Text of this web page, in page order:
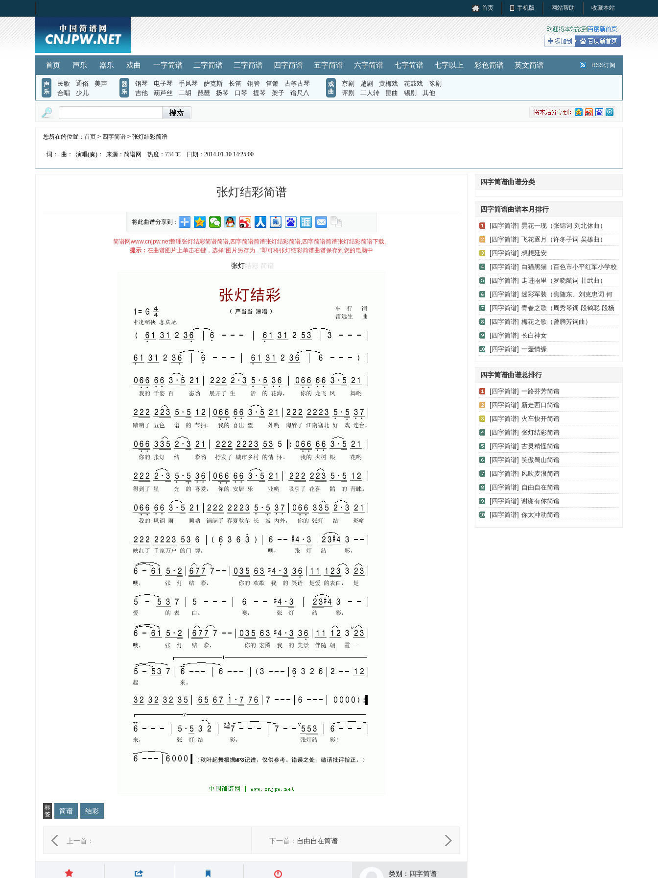
首页 手机版 网站帮助 收藏本站
首页 声乐 器乐 戏曲 一字简谱 二字简谱 三字简谱 四字简谱 五字简谱 六字简谱 七字简谱 七字以上 彩色简谱 英文简谱 RSS订阅
声
乐
民歌 通俗
美声
合唱
少儿
器
乐
钢琴 电子琴 手风琴 萨克斯 长笛 铜管 笛箫
古筝古琴
吉他
葫芦丝 二胡 琵琶 扬琴 口琴 提琴 架子 谱尺八
戏
曲
京剧 越剧 黄梅戏 花鼓戏
豫剧
评剧
二人转 昆曲 锡剧 其他
您所在的位置： 首页 > 四字简谱 > 张灯结彩简谱
词： 曲： 演唱(奏)： 来源：简谱网 热度： 734 ℃ 日期：2014-01-10 14:25:00
张灯结彩简谱
将此曲谱分享到：
简谱网www.cnjpw.net整理张灯结彩简谱简谱,四字简谱简谱张灯结彩简谱,四字简谱简谱张灯结彩简谱下载。
提示： 在曲谱图片上单击右键，选择“图片另存为...”即可将张灯结彩简谱曲谱保存到您的电脑中
张灯结彩 简谱
标
签
简谱 结彩
上一首： 下一首： 自由自在简谱
类别： 四字简谱
四字简谱曲谱分类
四字简谱曲谱本月排行
[四字简谱] 昙花一现（张锦词 刘北休曲）
[四字简谱] 飞花逐月（许冬子词 吴雄曲）
[四字简谱] 想想延安
[四字简谱] 白猫黑猫（百色市小平红军小学校
园歌曲）
[四字简谱] 走进雨里（罗晓航词 甘武曲）
[四字简谱] 迷彩军装（焦随东、刘克忠词 何
成平曲）
[四字简谱] 青春之歌（周秀琴词 段鹤聪 段杨
春子曲）
[四字简谱] 梅花之歌（曾腾芳词曲）
[四字简谱] 长白神女
[四字简谱] 一壶情缘
四字简谱曲谱总排行
[四字简谱] 一路芬芳简谱
[四字简谱] 新走西口简谱
[四字简谱] 火车快开简谱
[四字简谱] 张灯结彩简谱
[四字简谱] 古灵精怪简谱
[四字简谱] 笑傲蜀山简谱
[四字简谱] 风吹麦浪简谱
[四字简谱] 自由自在简谱
[四字简谱] 谢谢有你简谱
[四字简谱] 你太冲动简谱